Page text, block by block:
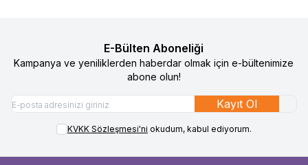
E-Bülten Aboneliği
Kampanya ve yeniliklerden haberdar olmak için e-bültenimize
abone olun!
Kayıt Ol
KVKK Sözleşmesi'ni okudum, kabul ediyorum.